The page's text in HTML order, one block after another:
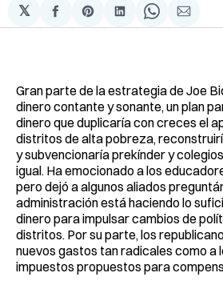
𝕏
Compartir
en
Share
on
Compartir
en
Share
on
via
Gran parte de la estrategia de Joe
dinero contante y sonante, un plan
dinero que duplicaría con creces el
distritos de alta pobreza,
y subvencionaría prekínder y
igual. Ha emocionado a los
pero dejó a algunos aliados
administración está haciendo lo
dinero para impulsar cambios de
distritos. Por su parte, los
nuevos gastos tan radicales como a
impuestos propuestos para